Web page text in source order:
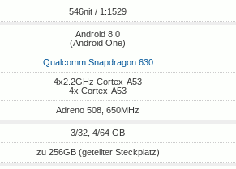
546nit / 1:1529
Android 8.0
(Android One)
Qualcomm Snapdragon 630
4x2.2GHz Cortex-A53
4x Cortex-A53
Adreno 508, 650MHz
3/32, 4/64 GB
zu 256GB (geteilter Steckplatz)